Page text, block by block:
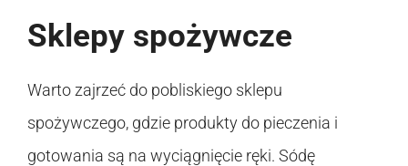
Sklepy spożywcze
Warto zajrzeć do pobliskiego sklepu
spożywczego, gdzie produkty do pieczenia i
gotowania są na wyciągnięcie ręki. Sódę